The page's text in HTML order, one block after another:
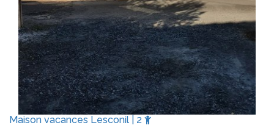
Maison vacances Lesconil | 2